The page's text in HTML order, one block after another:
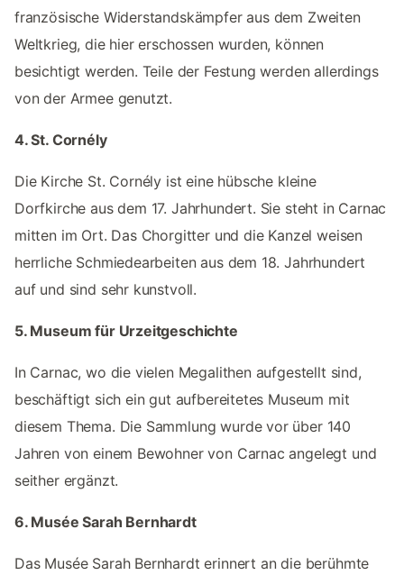
französische Widerstandskämpfer aus dem Zweiten
Weltkrieg, die hier erschossen wurden, können
besichtigt werden. Teile der Festung werden allerdings
von der Armee genutzt.
4. St. Cornély
Die Kirche St. Cornély ist eine hübsche kleine
Dorfkirche aus dem 17. Jahrhundert. Sie steht in Carnac
mitten im Ort. Das Chorgitter und die Kanzel weisen
herrliche Schmiedearbeiten aus dem 18. Jahrhundert
auf und sind sehr kunstvoll.
5. Museum für Urzeitgeschichte
In Carnac, wo die vielen Megalithen aufgestellt sind,
beschäftigt sich ein gut aufbereitetes Museum mit
diesem Thema. Die Sammlung wurde vor über 140
Jahren von einem Bewohner von Carnac angelegt und
seither ergänzt.
6. Musée Sarah Bernhardt
Das Musée Sarah Bernhardt erinnert an die berühmte